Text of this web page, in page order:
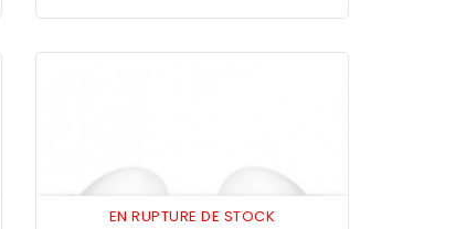
EN RUPTURE DE STOCK